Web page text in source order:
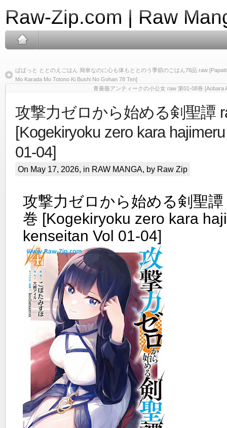
Raw-Zip.com | Raw
ぱぱっと ととのえごはん 簡単なのに心も体もととのう季節のごはん78品 raw
Mo Karada Mo Totono Ki Bushi No Gohan 78 Ten]
青薔薇アンティークの小公女 raw 第01-08巻 [Aobara
攻撃力ゼロから始める剣聖譚
[Kogekiryoku zero kara
01-04]
On May 17, 2026, in RAW MANGA, by Raw Zip
攻撃力ゼロから始める剣聖
巻 [Kogekiryoku zero kara
kenseitan Vol 01-04]